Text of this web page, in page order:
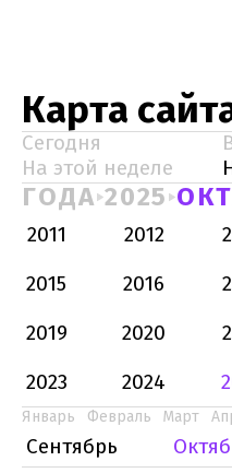
Карта
Сегодня
На этой неделе
ГОДА 2025
2011 2012
2015
2016
2019
2020
2023
2024
Январь Февраль Март
Сентябрь